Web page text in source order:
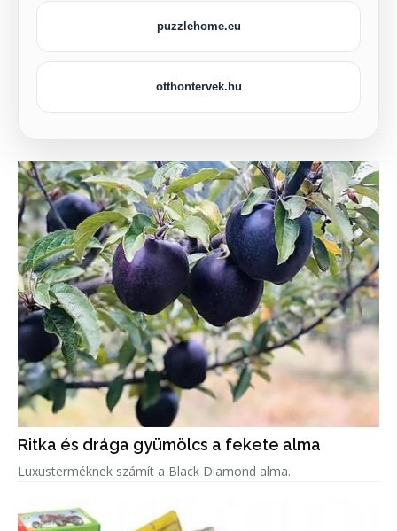
puzzlehome.eu
otthontervek.hu
Ritka és drága gyümölcs a fekete alma
Luxusterméknek számít a Black Diamond alma.